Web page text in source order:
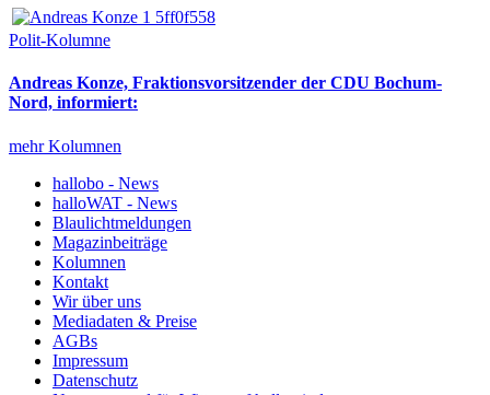
Polit-Kolumne
Andreas Konze, Fraktionsvorsitzender der CDU Bochum-
Nord, informiert:
mehr Kolumnen
hallobo - News
halloWAT - News
Blaulichtmeldungen
Magazinbeiträge
Kolumnen
Kontakt
Wir über uns
Mediadaten & Preise
AGBs
Impressum
Datenschutz